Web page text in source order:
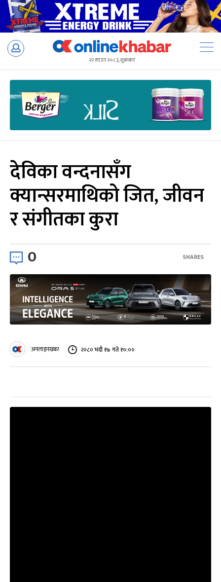
Skip
२२ साउन २०८३, शुक्रबार
देविका वन्दनासँग
क्यान्सरमाथिको जित, जीवन
र संगीतका कुरा
0 SHARES
अनलाइनखबर २०८० भदौ १७ गते १०:००